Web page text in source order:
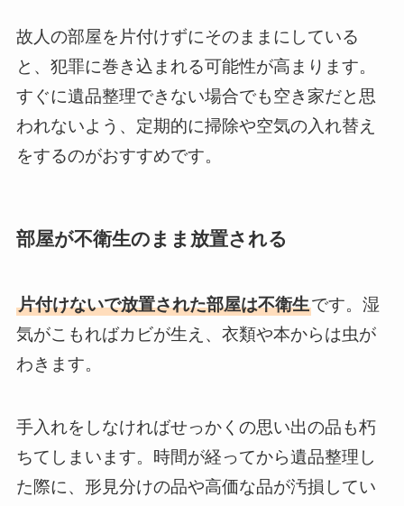
故人の部屋を片付けずにそのままにしている
と、犯罪に巻き込まれる可能性が高まります。
すぐに遺品整理できない場合でも空き家だと思
われないよう、定期的に掃除や空気の入れ替え
をするのがおすすめです。
部屋が不衛生のまま放置される
片付けないで放置された部屋は不衛生です。湿
気がこもればカビが生え、衣類や本からは虫が
わきます。
手入れをしなければせっかくの思い出の品も朽
ちてしまいます。時間が経ってから遺品整理し
た際に、形見分けの品や高価な品が汚損してい